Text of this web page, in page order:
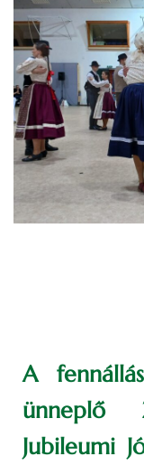
A
ünneplő
Jubileumi